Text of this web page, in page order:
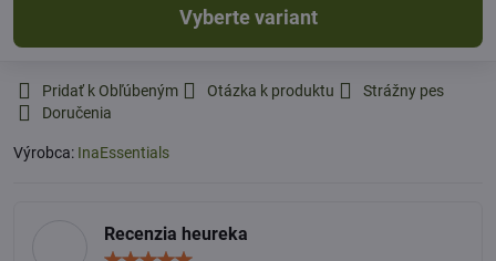
Vyberte variant
Pridať k Obľúbeným Otázka k produktu
Strážny pes
Doručenia
Výrobca: InaEssentials
Recenzia heureka